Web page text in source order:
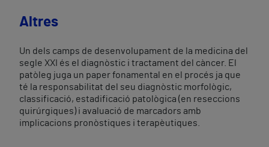
Altres
Un dels camps de desenvolupament de la medicina del
segle XXI és el diagnòstic i tractament del càncer. El
patòleg juga un paper fonamental en el procés ja que
té la responsabilitat del seu diagnòstic morfològic,
classificació, estadificació patològica (en reseccions
quirúrgiques) i avaluació de marcadors amb
implicacions pronòstiques i terapèutiques.